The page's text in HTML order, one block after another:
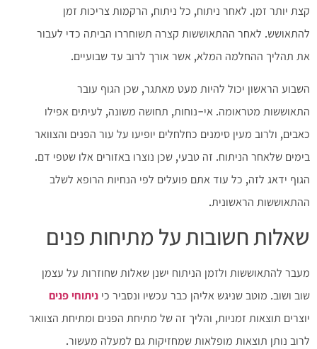
קצת יותר זמן. לאחר ניתוח, כל ניתוח, הרקמות צריכות זמן
להתאושש. לאחר ההתאוששות קצרה תשוחררו הביתה כדי לעבור
את תהליך ההחלמה המלא, אשר אורך לרוב עד שבועיים.
השבוע הראשון יכול להיות מעט מאתגר, שכן הגוף עובר
התאוששות מטראומה. אי-נוחות, תחושה משונה, לעיתים אפילו
כאבים, ולרוב מעין סימנים כחלחלים יופיעו על עור הפנים והצוואר
בימים שלאחר הניתוח. זה טבעי, שכן נוצרו באזורים אלו שטפי דם.
הגוף ידאג לזה, כל עוד אתם פועלים לפי הנחיות הרופא לשלב
ההתאוששות הראשונית.
שאלות חשובות על מתיחות פנים
מעבר להתאוששות ולזמן הניתוח ישנן שאלות שחוזרות על עצמן
שוב ושוב. מוטב שניגש אליהן כבר עכשיו ונסביר כי ניתוחי פנים
יוצרים תוצאות זמניות, והליך זה של מתיחת הפנים ומתיחת הצוואר
לרוב נותן תוצאות מופלאות שמחזיקות גם למעלה מעשור.